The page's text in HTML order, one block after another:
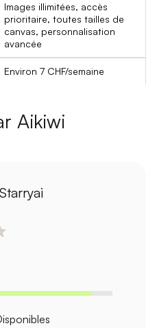
Images illimitées, accès
prioritaire, toutes tailles de
canvas, personnalisation
avancée
Environ 7 CHF/semaine
Aikiwi